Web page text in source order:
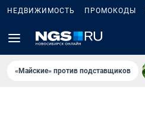
НЕДВИЖИМОСТЬ ПРОМОКОДЫ
«Майские» против подставщиков